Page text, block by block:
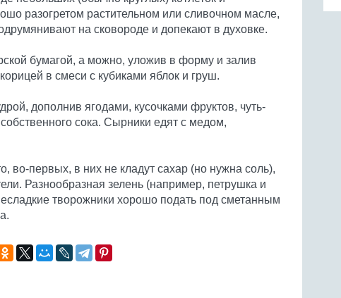
разогретом растительном или сливочном масле,
на сковороде и допекают в духовке.
бумагой, а можно, уложив в форму и залив
в смеси с кубиками яблок и груш.
дополнив ягодами, кусочками фруктов, чуть-
сока. Сырники едят с медом,
во-первых, в них не кладут сахар (но нужна соль),
Разнообразная зелень (например, петрушка и
творожники хорошо подать под сметанным